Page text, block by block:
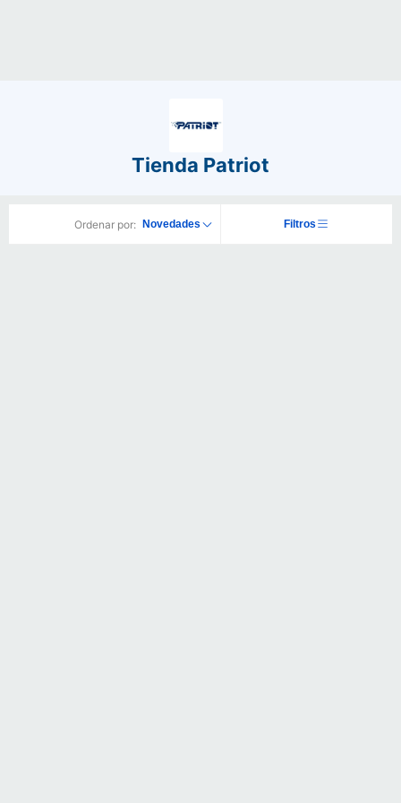
Tienda Patriot
Ordenar por: Novedades Filtros